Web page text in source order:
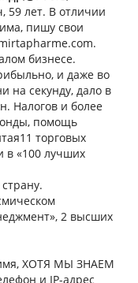
59 лет. В отличии
пишу свои
бизнесе.
и даже во
на секунду, дало в
Налогов и более
помощь
торговых
в «100 лучших
2 высших
ХОТЯ МЫ ЗНАЕМ
и IP-адрес